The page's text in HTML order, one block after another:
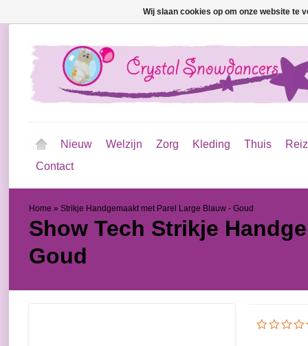
Nieuw Welzijn Zorg Kleding Thuis
Contact
Home » Strikje Handgemaakt met Parel Large Blauw - Goud
Show Tech Strikje
Goud
Wij slaan cookies op om onze website te